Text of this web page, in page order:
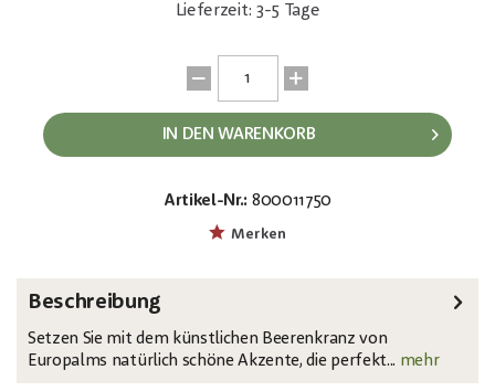
Lieferzeit: 3-5 Tage
IN DEN WARENKORB
Artikel-Nr.: 800011750
Merken
Beschreibung
Setzen Sie mit dem künstlichen Beerenkranz von
Europalms natürlich schöne Akzente, die perfekt... mehr